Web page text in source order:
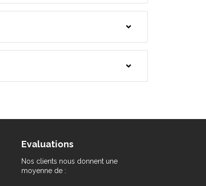
Evaluations
Nos clients nous donnent une
moyenne de :